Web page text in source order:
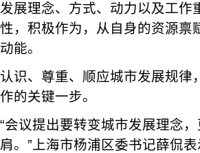
发展理念、方式、动力以及工作
性，积极作为，从自身的资源禀
动能。
认识、尊重、顺应城市发展规律
作的关键一步。
“会议提出要转变城市发展理念
肩。”上海市杨浦区委书记薛侃